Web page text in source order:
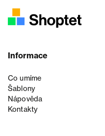
Informace
Co umíme
Šablony
Nápověda
Kontakty